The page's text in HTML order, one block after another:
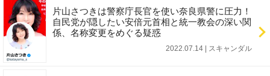
片山さつきは警察庁長官を使い奈良県警に圧力！
自民党が隠したい安倍元首相と統一教会の深い関
係、名称変更をめぐる疑惑
2022.07.14 | スキャンダル